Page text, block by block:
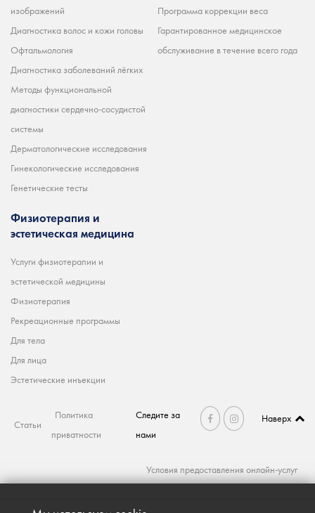
изображений
Диагностика волос и кожи головы
Офтальмология
Диагностика заболеваний лёгких
Методы функциональной
диагностики сердечно-сосудистой
системы
Дерматологические исследования
Гинекологические исследования
Генетические тесты
Физиотерапия и
эстетическая медицина
Услуги физиотерапии и
эстетической медицины
Физиотерапия
Рекреационные программы
Для тела
Для лица
Эстетические инъекции
Программа коррекции веса
Гарантированное медицинское
обслуживание в течение всего года
Статьи
Политика
приватности
Следите за
нами
Наверх
Условия предоставления онлайн-услуг